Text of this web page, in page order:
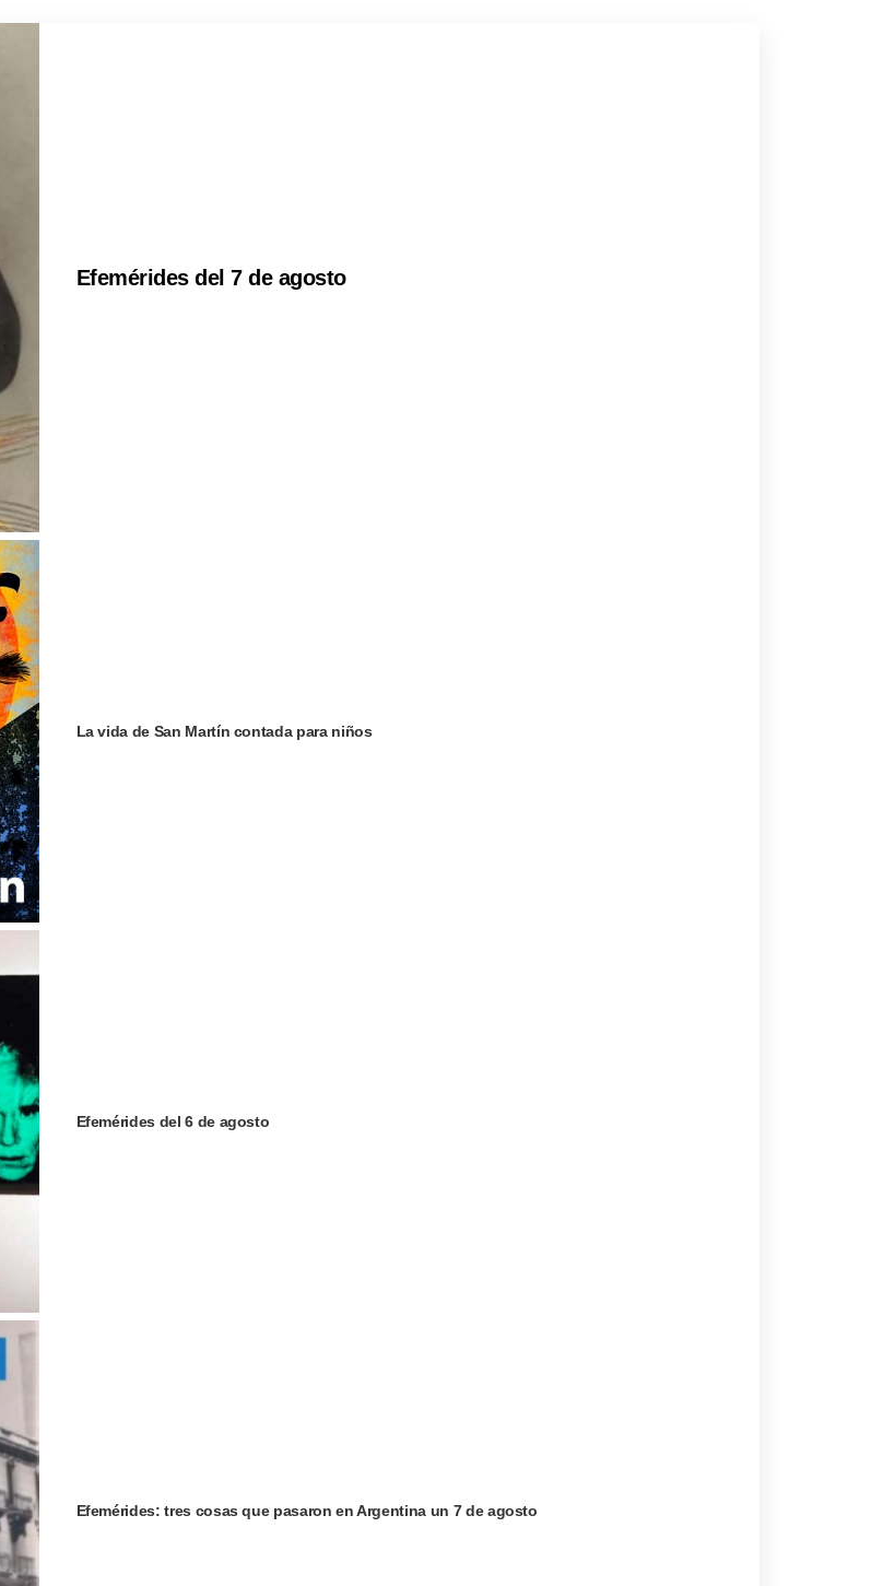
Efemérides del 7 de agosto
La vida de San Martín contada para niños
Efemérides del 6 de agosto
Efemérides: tres cosas que pasaron en Argentina un 7 de agosto